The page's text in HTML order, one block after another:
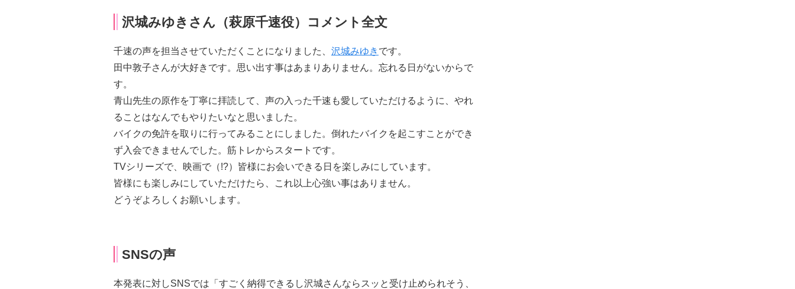
沢城みゆきさん（萩原千速役）コメント全文
千速の声を担当させていただくことになりました、 沢城みゆき です。
田中敦子さんが大好きです。思い出す事はあまりありません。忘れる日がないからで
す。
青山先生の原作を丁寧に拝読して、声の入った千速も愛していただけるように、やれ
ることはなんでもやりたいなと思いました。
バイクの免許を取りに行ってみることにしました。倒れたバイクを起こすことができ
ず入会できませんでした。筋トレからスタートです。
TVシリーズで、映画で（!?）皆様にお会いできる日を楽しみにしています。
皆様にも楽しみにしていただけたら、これ以上心強い事はありません。
どうぞよろしくお願いします。
SNSの声
本発表に対しSNSでは「すごく納得できるし沢城さんならスッと受け止められそう、